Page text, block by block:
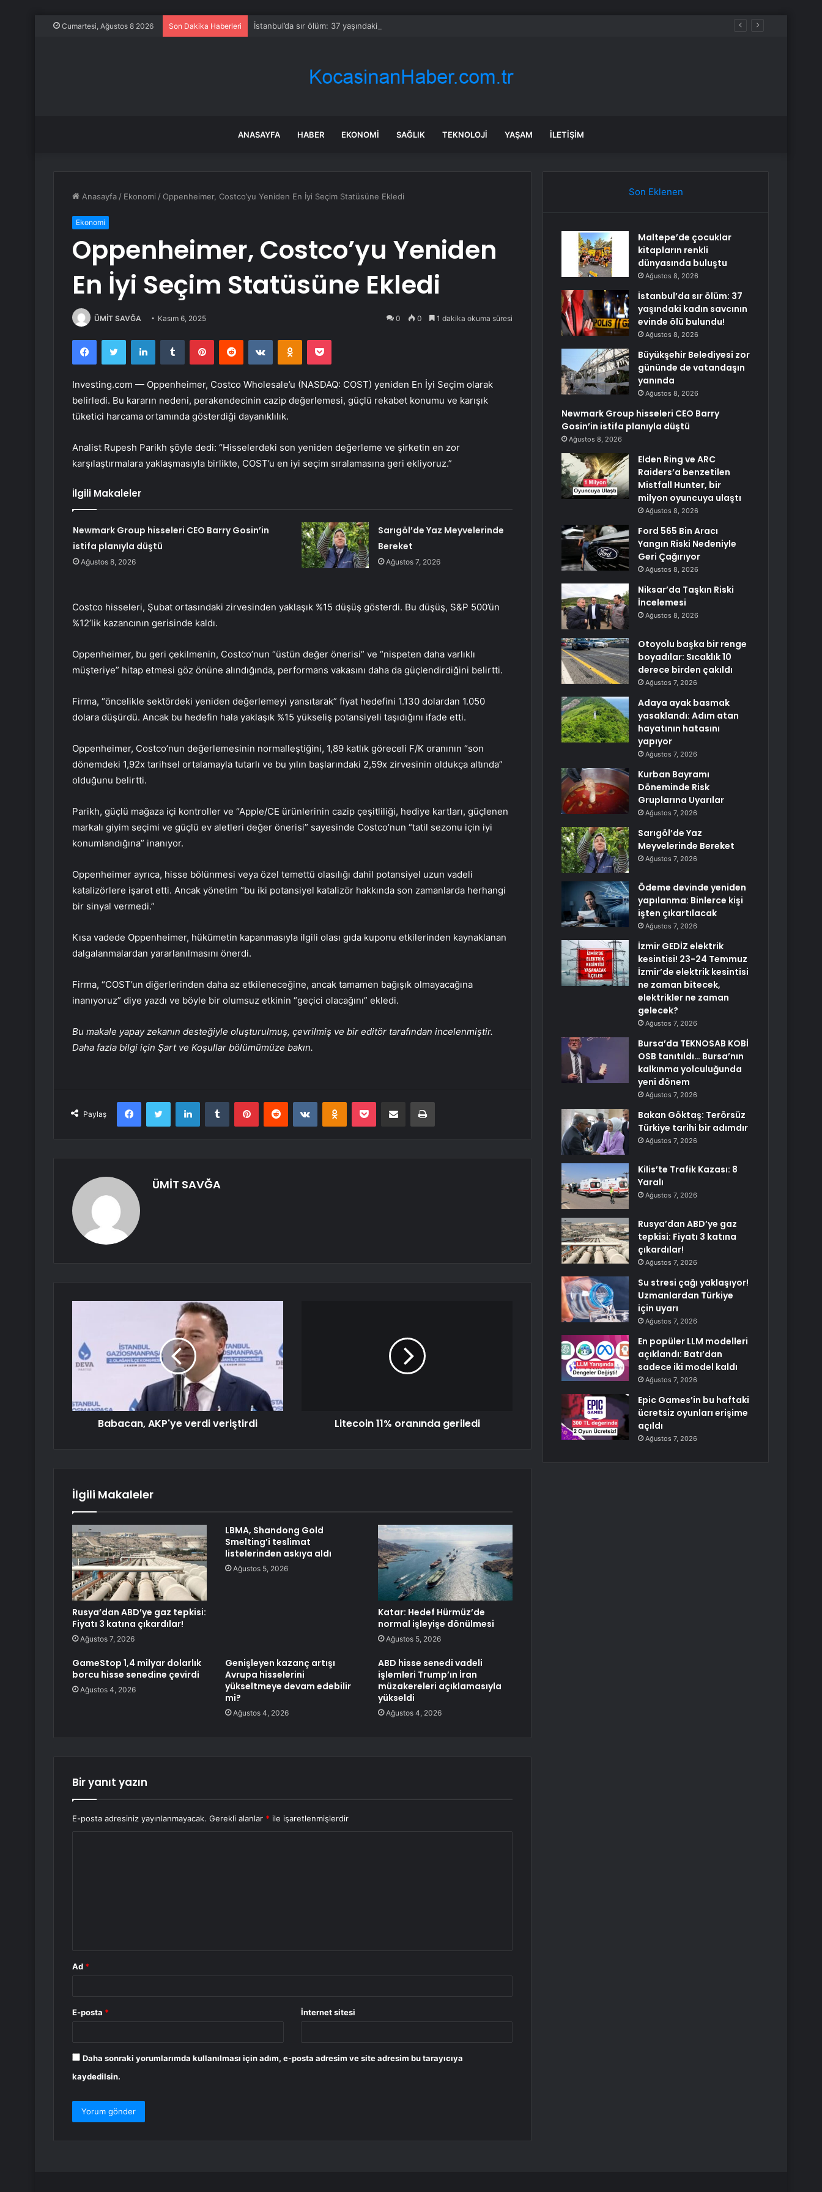
Cumartesi, Ağustos 8 2026 Son Dakika Haberleri İstanbul’da sır ölüm: 37 yaşındaki kadın savcının evinde ölü bulundu!
ANASAYFA HABER EKONOMI SAĞLIK TEKNOLOJI YAŞAM İLETIŞIM
Anasayfa / Ekonomi / Oppenheimer, Costco’yu Yeniden En İyi Seçim Statüsüne Ekledi
Ekonomi
Oppenheimer, Costco’yu Yeniden
En İyi Seçim Statüsüne Ekledi
ÜMİT SAVĞA Kasım 6, 2025 0 0 1 dakika okuma süresi
FacebookTwitter LinkedInTumblr PinterestReddit VKontakteOdnoklassniki
Pocket
Investing.com — Oppenheimer, Costco Wholesale’u (NASDAQ: COST) yeniden En İyi Seçim olarak
belirledi. Bu kararın nedeni, perakendecinin cazip değerlemesi, güçlü rekabet konumu ve karışık
tüketici harcama ortamında gösterdiği dayanıklılık.
Analist Rupesh Parikh şöyle dedi: “Hisselerdeki son yeniden değerleme ve şirketin en zor
karşılaştırmalara yaklaşmasıyla birlikte, COST’u en iyi seçim sıralamasına geri ekliyoruz.”
İlgili Makaleler
Newmark Group hisseleri CEO Barry Gosin’in
istifa planıyla düştü
Ağustos 8, 2026
Sarıgöl’de Yaz Meyvelerinde
Bereket
Ağustos 7, 2026
Costco hisseleri, Şubat ortasındaki zirvesinden yaklaşık %15 düşüş gösterdi. Bu düşüş, S&P 500’ün
%12’lik kazancının gerisinde kaldı.
Oppenheimer, bu geri çekilmenin, Costco’nun “üstün değer önerisi” ve “nispeten daha varlıklı
müşteriye” hitap etmesi göz önüne alındığında, performans vakasını daha da güçlendirdiğini belirtti.
Firma, “öncelikle sektördeki yeniden değerlemeyi yansıtarak” fiyat hedefini 1.130 dolardan 1.050
dolara düşürdü. Ancak bu hedefin hala yaklaşık %15 yükseliş potansiyeli taşıdığını ifade etti.
Oppenheimer, Costco’nun değerlemesinin normalleştiğini, 1,89 katlık göreceli F/K oranının “son
dönemdeki 1,92x tarihsel ortalamayla tutarlı ve bu yılın başlarındaki 2,59x zirvesinin oldukça altında”
olduğunu belirtti.
Parikh, güçlü mağaza içi kontroller ve “Apple/CE ürünlerinin cazip çeşitliliği, hediye kartları, güçlenen
markalı giyim seçimi ve güçlü ev aletleri değer önerisi” sayesinde Costco’nun “tatil sezonu için iyi
konumlandığına” inanıyor.
Oppenheimer ayrıca, hisse bölünmesi veya özel temettü olasılığı dahil potansiyel uzun vadeli
katalizörlere işaret etti. Ancak yönetim “bu iki potansiyel katalizör hakkında son zamanlarda herhangi
bir sinyal vermedi.”
Kısa vadede Oppenheimer, hükümetin kapanmasıyla ilgili olası gıda kuponu etkilerinden kaynaklanan
dalgalanmalardan yararlanılmasını önerdi.
Firma, “COST’un diğerlerinden daha az etkileneceğine, ancak tamamen bağışık olmayacağına
inanıyoruz” diye yazdı ve böyle bir olumsuz etkinin “geçici olacağını” ekledi.
Bu makale yapay zekanın desteğiyle oluşturulmuş, çevrilmiş ve bir editör tarafından incelenmiştir.
Daha fazla bilgi için Şart ve Koşullar bölümümüze bakın.
Paylaş
FacebookTwitter LinkedInTumblr PinterestReddit VKontakteOdnoklassniki
Pocket E-Posta ile paylaş Yazdır
ÜMİT SAVĞA
Babacan, AKP'ye verdi veriştirdi Litecoin 11% oranında geriledi
İlgili Makaleler
Rusya’dan ABD’ye gaz tepkisi:
Fiyatı 3 katına çıkardılar!
Ağustos 7, 2026
LBMA, Shandong Gold
Smelting’i teslimat
listelerinden askıya aldı
Ağustos 5, 2026
Katar: Hedef Hürmüz’de
normal işleyişe dönülmesi
Ağustos 5, 2026
GameStop 1,4 milyar dolarlık
borcu hisse senedine çevirdi
Ağustos 4, 2026
Genişleyen kazanç artışı
Avrupa hisselerini
yükseltmeye devam edebilir
mi?
Ağustos 4, 2026
ABD hisse senedi vadeli
işlemleri Trump’ın İran
müzakereleri açıklamasıyla
yükseldi
Ağustos 4, 2026
Bir yanıt yazın
E-posta adresiniz yayınlanmayacak. Gerekli alanlar * ile işaretlenmişlerdir
Ad *
E-posta * İnternet sitesi
Daha sonraki yorumlarımda kullanılması için adım, e-posta adresim ve site adresim bu tarayıcıya
kaydedilsin.
Son Eklenen
Maltepe’de çocuklar
kitapların renkli
dünyasında buluştu
Ağustos 8, 2026
İstanbul’da sır ölüm: 37
yaşındaki kadın savcının
evinde ölü bulundu!
Ağustos 8, 2026
Büyükşehir Belediyesi zor
gününde de vatandaşın
yanında
Ağustos 8, 2026
Newmark Group hisseleri CEO Barry
Gosin’in istifa planıyla düştü
Ağustos 8, 2026
Elden Ring ve ARC
Raiders’a benzetilen
Mistfall Hunter, bir
milyon oyuncuya ulaştı
Ağustos 8, 2026
Ford 565 Bin Aracı
Yangın Riski Nedeniyle
Geri Çağırıyor
Ağustos 8, 2026
Niksar’da Taşkın Riski
İncelemesi
Ağustos 8, 2026
Otoyolu başka bir renge
boyadılar: Sıcaklık 10
derece birden çakıldı
Ağustos 7, 2026
Adaya ayak basmak
yasaklandı: Adım atan
hayatının hatasını
yapıyor
Ağustos 7, 2026
Kurban Bayramı
Döneminde Risk
Gruplarına Uyarılar
Ağustos 7, 2026
Sarıgöl’de Yaz
Meyvelerinde Bereket
Ağustos 7, 2026
Ödeme devinde yeniden
yapılanma: Binlerce kişi
işten çıkartılacak
Ağustos 7, 2026
İzmir GEDİZ elektrik
kesintisi! 23-24 Temmuz
İzmir’de elektrik kesintisi
ne zaman bitecek,
elektrikler ne zaman
gelecek?
Ağustos 7, 2026
Bursa’da TEKNOSAB KOBİ
OSB tanıtıldı… Bursa’nın
kalkınma yolculuğunda
yeni dönem
Ağustos 7, 2026
Bakan Göktaş: Terörsüz
Türkiye tarihi bir adımdır
Ağustos 7, 2026
Kilis’te Trafik Kazası: 8
Yaralı
Ağustos 7, 2026
Rusya’dan ABD’ye gaz
tepkisi: Fiyatı 3 katına
çıkardılar!
Ağustos 7, 2026
Su stresi çağı yaklaşıyor!
Uzmanlardan Türkiye
için uyarı
Ağustos 7, 2026
En popüler LLM modelleri
açıklandı: Batı’dan
sadece iki model kaldı
Ağustos 7, 2026
Epic Games’in bu haftaki
ücretsiz oyunları erişime
açıldı
Ağustos 7, 2026